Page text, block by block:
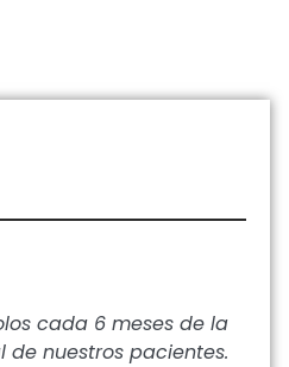
cada 6 meses de la
de nuestros pacientes.